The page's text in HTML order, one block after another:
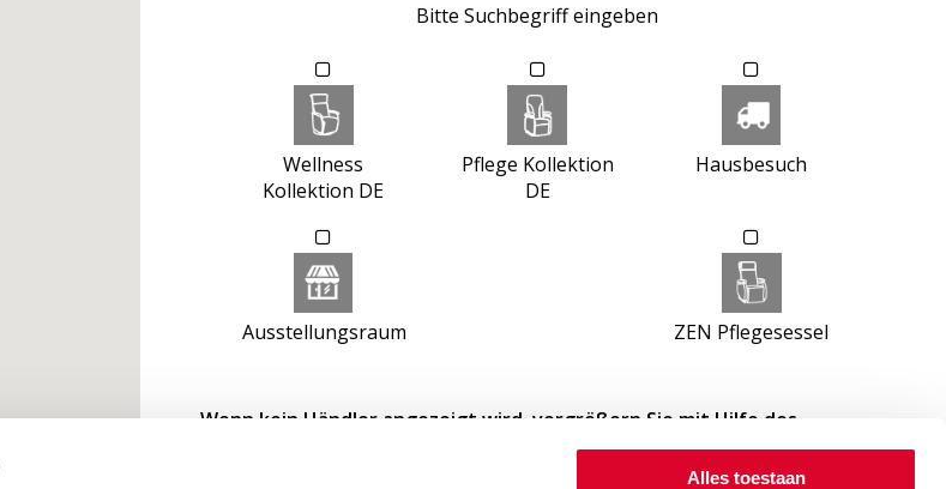
Alles toestaan
Bitte Suchbegriff eingeben
Wellness
Kollektion DE
Pflege Kollektion
DE
Hausbesuch
Ausstellungsraum ZEN Pflegesessel
Wenn kein Händler angezeigt wird, vergrößern Sie mit Hilfe des
Buttons an der rechten, unteren Seite der Landkarte (nur Computer